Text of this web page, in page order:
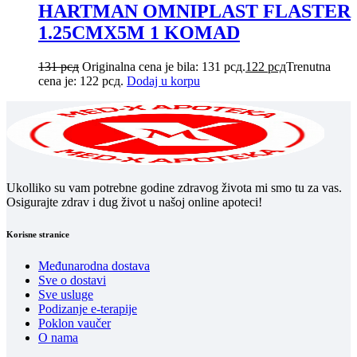
HARTMAN OMNIPLAST FLASTER
1.25CMX5M 1 KOMAD
131рсд Originalna cena je bila: 131 рсд.122 рсдTrenutna
cena je: 122 рсд. Dodaj u korpu
Ukolliko su vam potrebne godine zdravog života mi smo tu za vas.
Osigurajte zdrav i dug život u našoj online apoteci!
Korisne stranice
Međunarodna dostava
Sve o dostavi
Sve usluge
Podizanje e-terapije
Poklon vaučer
O nama